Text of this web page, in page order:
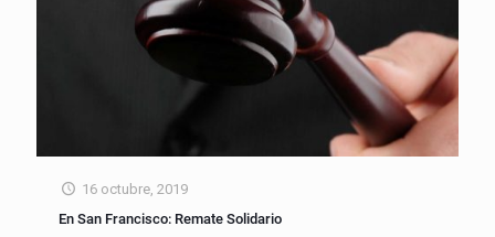
16 octubre, 2019
En San Francisco: Remate Solidario